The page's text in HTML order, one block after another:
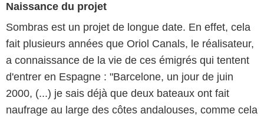
Naissance du projet
Sombras est un projet de longue date. En effet, cela
fait plusieurs années que Oriol Canals, le réalisateur,
a connaissance de la vie de ces émigrés qui tentent
d'entrer en Espagne : "Barcelone, un jour de juin
2000, (...) je sais déjà que deux bateaux ont fait
naufrage au large des côtes andalouses, comme cela